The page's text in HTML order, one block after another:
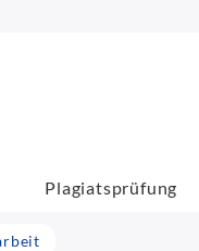
Plagiatsprüfung